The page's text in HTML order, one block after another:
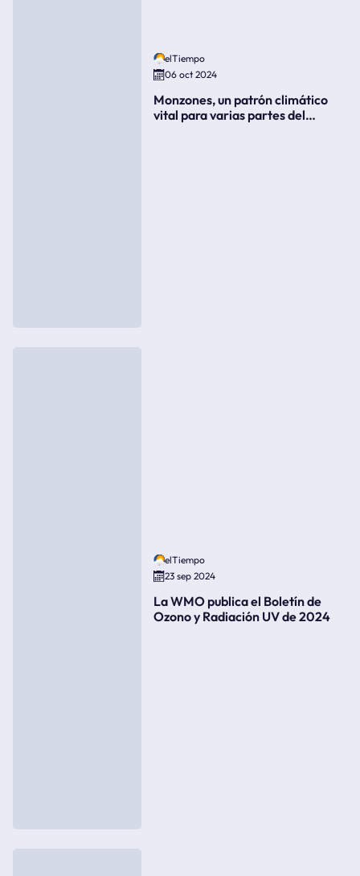
elTiempo
06 oct 2024
Monzones, un patrón climático
vital para varias partes del
elTiempo
23 sep 2024
La WMO publica el Boletín de
Ozono y Radiación UV de 2024